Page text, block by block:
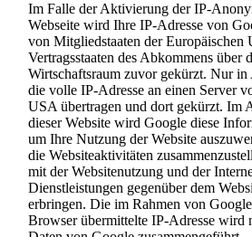
Im Falle der Aktivierung der IP-
Webseite wird Ihre IP-Adresse von
von Mitgliedstaaten der Europäischen
Vertragsstaaten des Abkommens über
Wirtschaftsraum zuvor gekürzt. Nur
die volle IP-Adresse an einen Server
USA übertragen und dort gekürzt. Im
dieser Website wird Google diese
um Ihre Nutzung der Website
die Websiteaktivitäten
mit der Websitenutzung und der
Dienstleistungen gegenüber dem
erbringen. Die im Rahmen von
Browser übermittelte IP-Adresse wird